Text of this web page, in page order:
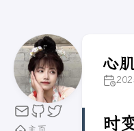
心
时